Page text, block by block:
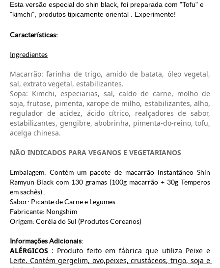
Esta versão especial do shin black, foi preparada com "Tofu" e
"kimchi", produtos tipicamente oriental . Experimente!
Características:
Ingredientes
Macarrão: farinha de trigo, amido de batata, óleo vegetal,
sal, extrato vegetal, estabilizantes.
Sopa: Kimchi, especiarias, sal, caldo de carne, molho de
soja, frutose, pimenta, xarope de milho, estabilizantes, alho,
regulador de acidez, ácido cítrico, realçadores de sabor,
estabilizantes, gengibre, abobrinha, pimenta-do-reino, tofu,
acelga chinesa.
NÃO INDICADOS PARA VEGANOS E VEGETARIANOS
Embalagem: Contém um pacote de macarrão instantâneo Shin
Ramyun Black com 130 gramas (100g macarrão + 30g Temperos
em sachês) .
Sabor: Picante de Carne e Legumes
Fabricante: Nongshim
Origem: Coréia do Sul (Produtos Coreanos)
Informações Adicionais:
ALÉRGICOS : Produto feito em fábrica que utiliza Peixe e
Leite. Contém gergelim, ovo,peixes, crustáceos, trigo, soja e